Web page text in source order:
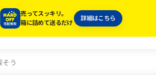
売ってスッキリ。
箱に詰めて送るだけ
詳細はこちら